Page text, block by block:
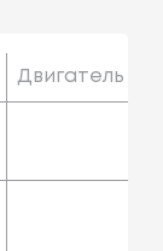
Двигатель